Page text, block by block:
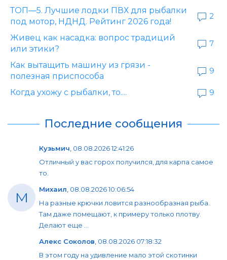
ТОП—5. Лучшие лодки ПВХ для рыбалки
под мотор, НДНД. Рейтинг 2026 года!
2
Живец как насадка: вопрос традиций
или этики?
7
Как вытащить машину из грязи -
полезная приспособа
9
Когда ухожу с рыбалки, то.... 9
Последние сообщения
Кузьмич, 08.08.2026 12:41:26
Отличный у вас горох получился, для карпа самое
то.
М Михаил, 08.08.2026 10:06:54
На разные крючки ловится разнообразная рыба.
Там даже помещают, к примеру только плотву.
Делают еще ...
Алекс Соколов, 08.08.2026 07:18:32
В этом году на удивление мало этой скотинки